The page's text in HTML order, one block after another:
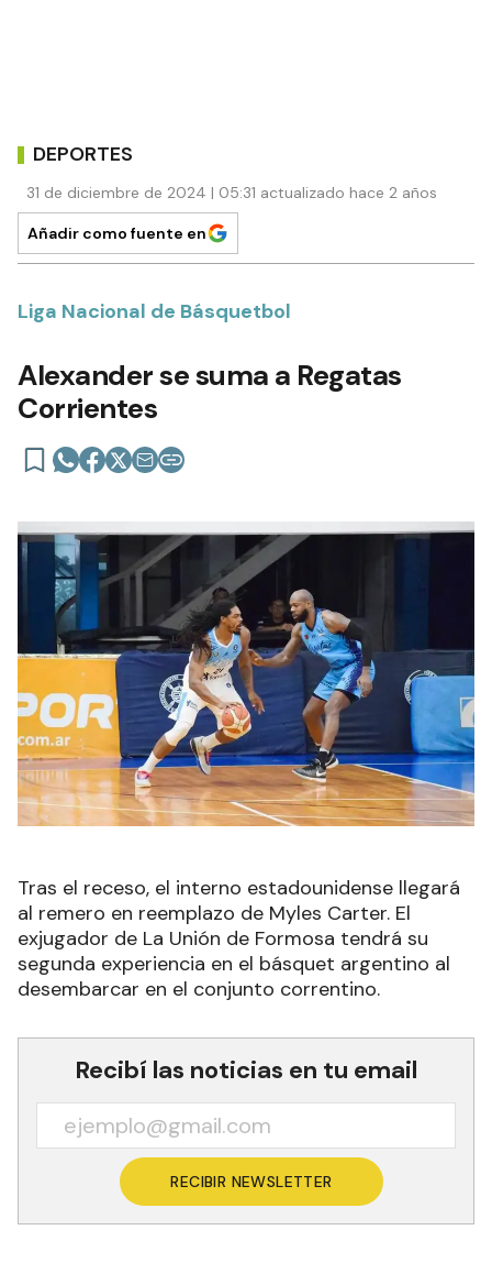
DEPORTES
31 de diciembre de 2024 | 05:31 actualizado hace 2 años
Añadir como fuente en
Liga Nacional de Básquetbol
Alexander se suma a Regatas
Corrientes
Tras el receso, el interno estadounidense llegará
al remero en reemplazo de Myles Carter. El
exjugador de La Unión de Formosa tendrá su
segunda experiencia en el básquet argentino al
desembarcar en el conjunto correntino.
Recibí las noticias en tu email
RECIBIR NEWSLETTER